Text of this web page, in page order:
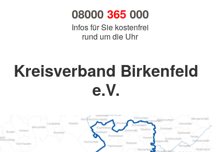
08000 365000
Infos für Sie kostenfrei
rund um die Uhr
Kreisverband Birkenfeld
e.V.